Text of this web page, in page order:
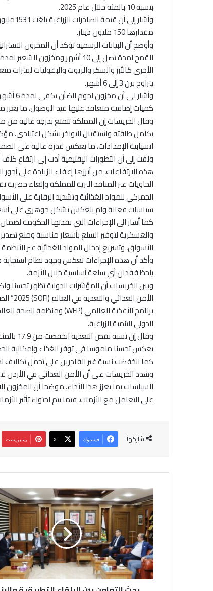
بنسبة 10 بالمئة خلال عام 2025.
مقدارها 150 مليون دينار.
وأوضح أن البيانات الرسمية تؤكد أن المخزون
يتراوح بين 3 إلى 6 أشهر.
كميات إضافية متعاقد عليها قيد الوصول، ما
وقال الخريسات إن المملكة تتمتع بدرجة عالية من
بكامل طاقته واستقبال البواخر بشكل اعتيادي،
انسيابية الإمدادات، ما يعكس قدرة عالية على
ولفت إلى أن التطورات الإقليمية أدت إلى ارتفاع
هذه الارتفاعات، من أبرزها إعفاء الزيادة على
الحاويات عبر المنافذ البرية للمملكة وإلغاء
الجمركي للمواد الغذائية وتشديد الرقابة على
سياسات فعالة ولم ينعكس بشكل جوهري على
كما أشار الى الإجراءات التي نفذتها الحكومة
والعسكرية لتوفير السلع بأسعار مناسبة ومنع
الأسواق، وتسريع إدخال المواد الغذائية عبر
وأكد أن هذه الإجراءات تعكس وجود نظام استجابة
يلحظ فقدان أي سلعة أساسية خلال الأزمة.
وبين الخريسات أن المؤشرات الدولية تظهر تحسنا
الدولي للتنمية الزراعية.
يعكس تحسنا ملموسا في توفر الغذاء وإمكانية
كما انخفضت نسبة غير القادرين على تحمل تكاليف نظام غذائي صحي من 11.5 بالمئة
وشدد الخريسات على أن الأمن الغذائي في الأردن
السياسات بما يعزز هذا الأداء، موضحا أن
على التعامل مع الأزمات، فيما يتم احتواء تأثير
شاركها فيسبوك ‫X بينتيريست
ب
ح
ث
ا
ل
ت
ع
ا
و